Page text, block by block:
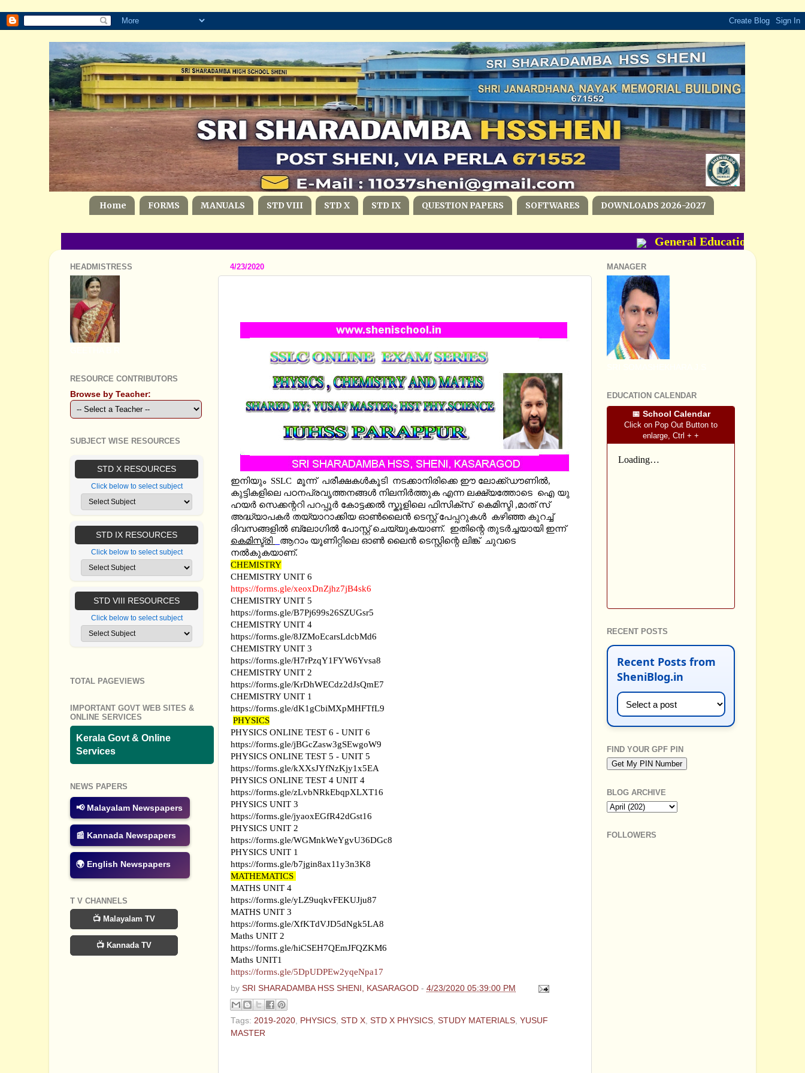
Home FORMS MANUALS STD VIII STD X STD IX QUESTION PAPERS SOFTWARES DOWNLOADS 2026-2027
General Education
4/23/2020
ഇനിയും SSLC മൂന്ന് പരീക്ഷകൾകൂടി നടക്കാനിരിക്കെ ഈ ലോക്ക്ഡൗണിൽ,
കുട്ടികളിലെ പഠനപ്രവൃത്തനങ്ങൾ നിലനിർത്തുക എന്ന ലക്ഷ്യത്തോടെ ഐ യു
ഹയർ സെക്കന്ററി പറപ്പൂർ കോട്ടക്കൽ സ്കൂളിലെ ഫിസിക്സ് കെമിസ്ടി ,മാത് സ്
അദ്ധ്യാപകർ തയ്യാറാക്കിയ ഓണ്‍ലൈന്‍ ടെസ്റ്റ് പേപ്പറുകള്‍ കഴിഞ്ഞ കുറച്ച്
ദിവസങ്ങളില്‍ ബ്ലോഗില്‍ പോസ്റ്റ് ചെയ്യുകയാണ്. ഇതിന്റെ തുടര്‍ച്ചയായി ഇന്ന്
കെമിസ്ട്രി
ആറാം യൂണിറ്റിലെ ഓണ്‍ ലൈന്‍ ടെസ്റ്റിന്റെ ലിങ്ക് ചുവടെ
നല്‍കുകയാണ്.
CHEMISTRY
CHEMISTRY UNIT 6
https://forms.gle/xeoxDnZjhz7jB4sk6
CHEMISTRY UNIT 5
https://forms.gle/B7Pj699s26SZUGsr5
CHEMISTRY UNIT 4
https://forms.gle/8JZMoEcarsLdcbMd6
CHEMISTRY UNIT 3
https://forms.gle/H7rPzqY1FYW6Yvsa8
CHEMISTRY UNIT 2
https://forms.gle/KrDhWECdz2dJsQmE7
CHEMISTRY UNIT 1
https://forms.gle/dK1gCbiMXpMHFTfL9
PHYSICS
PHYSICS ONLINE TEST 6 - UNIT 6
https://forms.gle/jBGcZasw3gSEwgoW9
PHYSICS ONLINE TEST 5 - UNIT 5
https://forms.gle/kXXsJYfNzKjy1x5EA
PHYSICS ONLINE TEST 4 UNIT 4
https://forms.gle/zLvbNRkEbqpXLXT16
PHYSICS UNIT 3
https://forms.gle/jyaoxEGfR42dGst16
PHYSICS UNIT 2
https://forms.gle/WGMnkWeYgvU36DGc8
PHYSICS UNIT 1
https://forms.gle/b7jgin8ax11y3n3K8
MATHEMATICS
MATHS UNIT 4
https://forms.gle/yLZ9uqkvFEKUJju87
MATHS UNIT 3
https://forms.gle/XfKTdVJD5dNgk5LA8
Maths UNIT 2
https://forms.gle/hiCSEH7QEmJFQZKM6
Maths UNIT1
https://forms.gle/5DpUDPEw2yqeNpa17
by SRI SHARADAMBA HSS SHENI, KASARAGOD - 4/23/2020 05:39:00 PM
Tags: 2019-2020 PHYSICS STD X STD X PHYSICS STUDY MATERIALS YUSUF
MASTER
HEADMISTRESS
RESOURCE CONTRIBUTORS
Browse by Teacher:
SUBJECT WISE RESOURCES
STD X RESOURCES
Click below to select subject
STD IX RESOURCES
Click below to select subject
STD VIII RESOURCES
Click below to select subject
TOTAL PAGEVIEWS
IMPORTANT GOVT WEB SITES &
ONLINE SERVICES
Kerala Govt & Online
Services
NEWS PAPERS
📢 Malayalam Newspapers
📰 Kannada Newspapers
🌍 English Newspapers
T V CHANNELS
📺 Malayalam TV
📺 Kannada TV
MANAGER
EDUCATION CALENDAR
📅 School Calendar
Click on Pop Out Button to
enlarge, Ctrl + +
RECENT POSTS
Recent Posts from
SheniBlog.in
FIND YOUR GPF PIN
BLOG ARCHIVE
FOLLOWERS